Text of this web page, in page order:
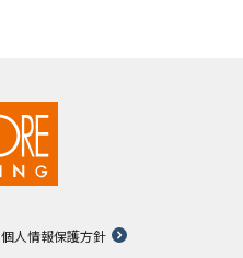
個人情報保護方針